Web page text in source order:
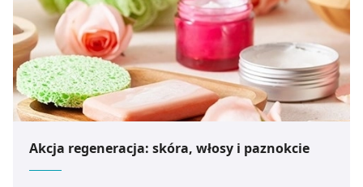
Akcja regeneracja: skóra, włosy i paznokcie